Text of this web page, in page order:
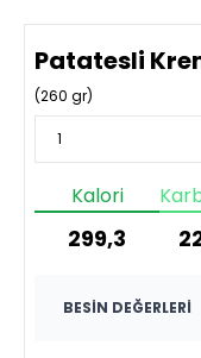
Patatesli
(260 gr)
Kalori
299,3
BESIN DEĞERLERI